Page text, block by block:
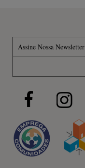
Assine Nossa Newsletter